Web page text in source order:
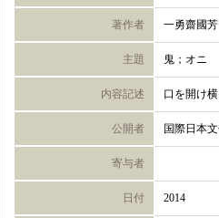
著作者 一勇齋國芳
主題 鬼；オニ
内容記述 口を開け
公開者 国際日本
寄与者
日付 2014